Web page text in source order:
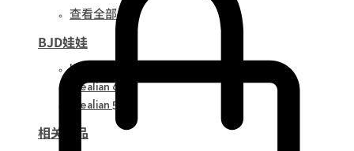
查看全部
BJD娃娃
Idealian 75
Idealian 68
Idealian 51
相关产品